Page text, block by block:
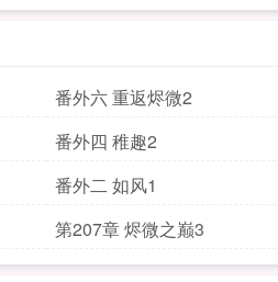
番外六 重返烬微2
番外四 稚趣2
番外二 如风1
第207章 烬微之巅3